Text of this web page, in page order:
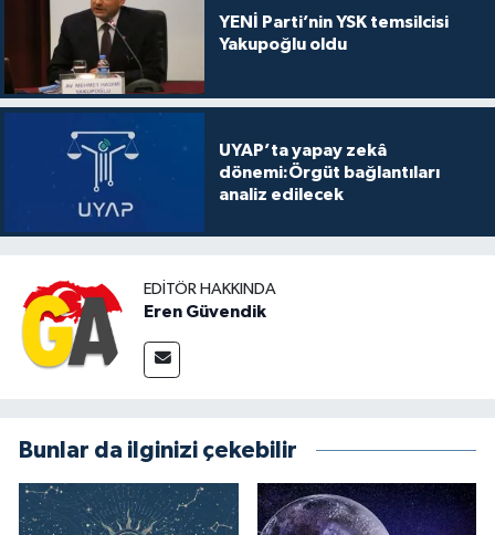
YENİ Parti’nin YSK temsilcisi
Yakupoğlu oldu
UYAP’ta yapay zekâ
dönemi:Örgüt bağlantıları
analiz edilecek
EDITÖR HAKKINDA
Eren Güvendik
Bunlar da ilginizi çekebilir